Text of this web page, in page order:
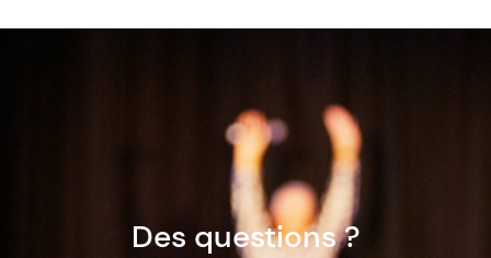
Des questions ?